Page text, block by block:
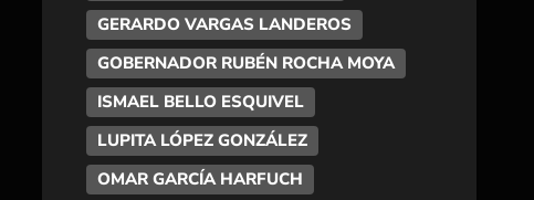
GERARDO VARGAS LANDEROS
GOBERNADOR RUBÉN ROCHA MOYA
ISMAEL BELLO ESQUIVEL
LUPITA LÓPEZ GONZÁLEZ
OMAR GARCÍA HARFUCH